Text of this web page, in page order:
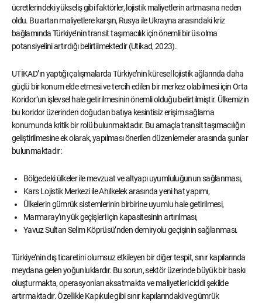
ücretlerindeki yükseliş gibi faktörler, lojistik maliyetlerin artmasına neden
oldu. Bu artan maliyetlere karşın, Rusya ile Ukrayna arasındaki kriz
bağlamında Türkiye’nin transit taşımacılık için önemli bir üs olma
potansiyelini artırdığı belirtilmektedir (Utikad, 2023).
UTİKAD’ın yaptığı çalışmalarda Türkiye’nin küresel lojistik ağlarında daha
güçlü bir konum elde etmesi ve tercih edilen bir merkez olabilmesi için Orta
Koridor’un işlevsel hale getirilmesinin önemli olduğu belirtilmiştir. Ülkemizin
bu koridor üzerinden doğudan batıya kesintisiz erişim sağlama
konumunda kritik bir rolü bulunmaktadır. Bu amaçla transit taşımacılığın
geliştirilmesine ek olarak, yapılması önerilen düzenlemeler arasında şunlar
bulunmaktadır:
Bölgedeki ülkeler ile mevzuat ve altyapı uyumluluğunun sağlanması,
Kars Lojistik Merkezi ile Ahılkelek arasında yeni hat yapımı,
Ülkelerin gümrük sistemlerinin birbirine uyumlu hale getirilmesi,
Marmaray’ın yük geçişleri için kapasitesinin artırılması,
Yavuz Sultan Selim Köprüsü’nden demiryolu geçişinin sağlanması.
Türkiye’nin dış ticaretini olumsuz etkileyen bir diğer tespit, sınır kapılarında
meydana gelen yoğunluklardır. Bu sorun, sektör üzerinde büyük bir baskı
oluşturmakta, operasyonları aksatmakta ve maliyetleri ciddi şekilde
artırmaktadır. Özellikle Kapıkule gibi sınır kapılarındaki ve gümrük